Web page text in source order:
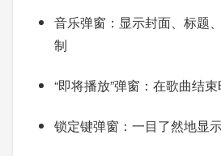
音乐弹窗：显示封面、标题
制
“即将播放”弹窗：在歌曲结
锁定键弹窗：一目了然地显